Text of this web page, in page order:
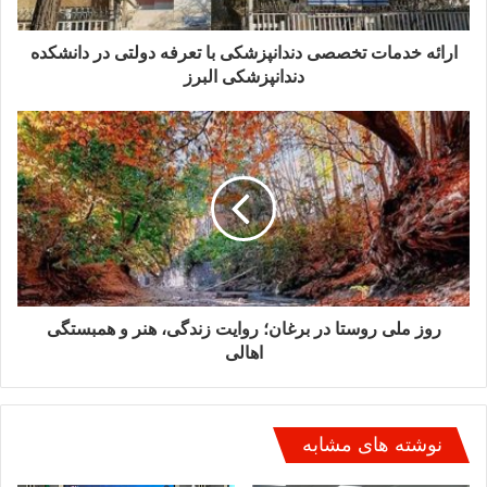
در شرایط اضطراری یا حجم بالای پروازها، نقش باند معین پایتخت را
ایفا کند.
حسنلو با اشاره به مأموریت‌های منطقه ویژه اقتصادی پیام در حوزه
فناوری و اقتصاد دیجیتال گفت: یکی از اهداف مهم دولت چهاردهم،
دستیابی به سهم یک‌درصدی از اقتصاد دیجیتال کشور است و پیام
به‌عنوان محور تحقق این هدف انتخاب شده است. در همین راستا،
احداث گمرک تخصصی فناوری اطلاعات و ارتباطات (فاوا) به‌عنوان
دریچه ورود اقتصاد دیجیتال آغاز شده که تاکنون بیش از ۵۰ درصد
پیشرفت فیزیکی دارد.
وی ادامه داد: ایجاد آزمایشگاه‌های تخصصی، آموزش ارزیابان، احداث
ابنیه گمرکی و تأمین زیرساخت‌های هوشمند از جمله اقداماتی است
گمرک خواهیم بود.
ارائه خدمات تخصصی دندانپزشکی با تعرفه دولتی در دانشکده
دندانپزشکی البرز
روز ملی روستا در برغان؛ روایت زندگی، هنر و همبستگی
اهالی
نوشته های مشابه